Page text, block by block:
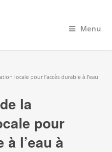
Menu
locale pour l’accès durable à l’eau
la
pour
à l’eau à